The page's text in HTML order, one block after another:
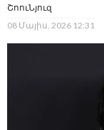
ՇոուՆյուզ
08 Մայիս, 2026 12:31